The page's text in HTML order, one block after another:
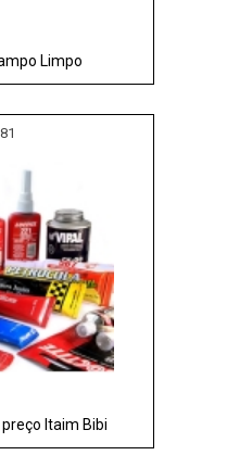
Limpo
Itaim Bibi